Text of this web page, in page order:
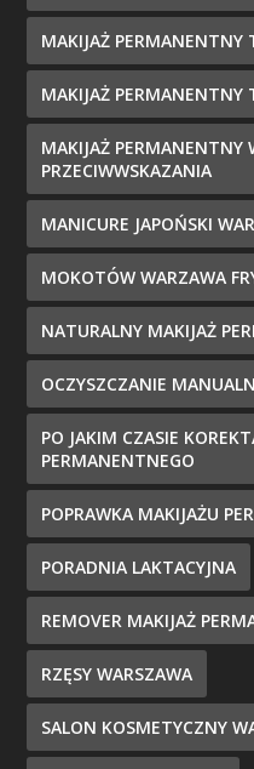
MAKIJAŻ PERMANENTNY
MAKIJAŻ PERMANENTNY
MAKIJAŻ PERMANENTNY
PRZECIWWSKAZANIA
MANICURE JAPOŃSKI
MOKOTÓW WARZAWA
NATURALNY MAKIJAŻ
OCZYSZCZANIE
PO JAKIM CZASIE
PERMANENTNEGO
POPRAWKA MAKIJAŻU
PORADNIA LAKTACYJNA
REMOVER MAKIJAŻ
RZĘSY WARSZAWA
SALON KOSMETYCZNY